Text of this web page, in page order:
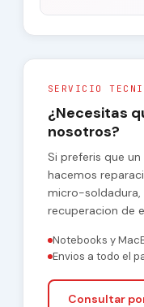
SERVICIO
¿Necesitas
nosotros?
Si preferis que
hacemos
micro-soldadura,
recuperacion de
Notebooks y
Envios a todo el
Consultar